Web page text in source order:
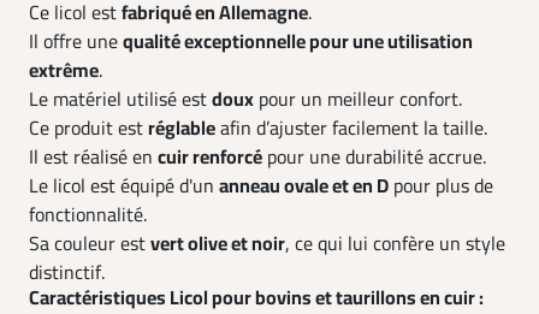
Ce licol estfabriqué en Allemagne.
Il offre unequalité exceptionnelle pour une utilisation
extrême.
Le matériel utilisé estdoux pour un meilleur confort.
Ce produit estréglableafin d’ajuster facilement la taille.
Il est réalisé en cuir renforcé pour une durabilité accrue.
Le licol est équipé d'un anneau ovale et en D pour plus de
fonctionnalité.
Sa couleur estvert olive et noir, ce qui lui confère un style
distinctif.
Caractéristiques Licol pour bovins et taurillons en cuir :